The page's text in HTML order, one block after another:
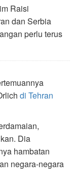
Raisi
dan Serbia
perlu terus
di Tehran
Dia
hambatan
negara-negara